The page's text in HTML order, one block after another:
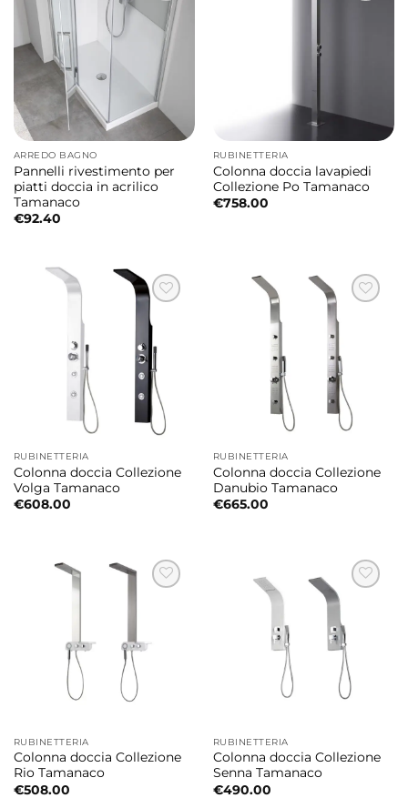
ARREDO BAGNO
Pannelli rivestimento per
piatti doccia in acrilico
Tamanaco
€92.40
RUBINETTERIA
Colonna doccia lavapiedi
Collezione Po Tamanaco
€758.00
RUBINETTERIA
Colonna doccia Collezione
Volga Tamanaco
€608.00
RUBINETTERIA
Colonna doccia Collezione
Danubio Tamanaco
€665.00
RUBINETTERIA
Colonna doccia Collezione
Rio Tamanaco
€508.00
RUBINETTERIA
Colonna doccia Collezione
Senna Tamanaco
€490.00